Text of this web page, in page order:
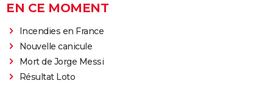
EN CE MOMENT
Incendies en France
Nouvelle canicule
Mort de Jorge Messi
Résultat Loto